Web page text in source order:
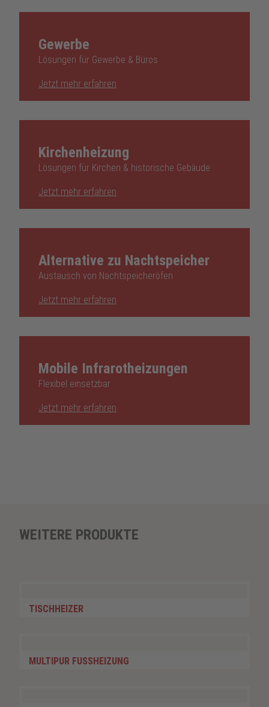
Gewerbe
Lösungen für Gewerbe & Büros
Jetzt mehr erfahren
Kirchenheizung
Lösungen für Kirchen & historische Gebäude
Jetzt mehr erfahren
Alternative zu Nachtspeicher
Austausch von Nachtspeicheröfen
Jetzt mehr erfahren
Mobile Infrarotheizungen
Flexibel einsetzbar
Jetzt mehr erfahren
WEITERE PRODUKTE
TISCHHEIZER
MULTIPUR FUSSHEIZUNG